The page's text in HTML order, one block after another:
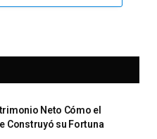
Neto Cómo el
Construyó su Fortuna